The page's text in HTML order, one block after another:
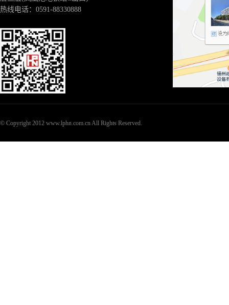
热线电话：0591-88330888
© Copyright 2012 www.lphn.com.cn All Rights Reserved.